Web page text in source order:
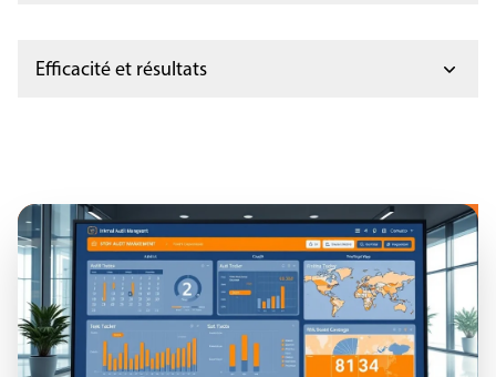
Efficacité et résultats